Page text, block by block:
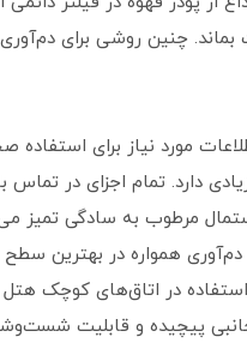
روشی برای دم‌آوری
مورد نیاز برای
دارد. تمام اجزای در
مرطوب به سادگی تمیز
در اتاق‌های کوچک هتل
پیچیده و قابلیت